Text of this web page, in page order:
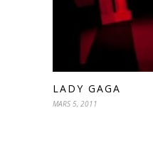
LADY GAGA
MARS 5, 2011